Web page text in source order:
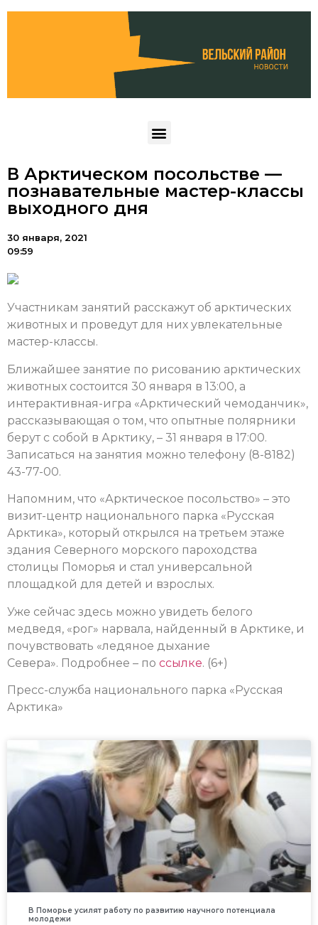
В Арктическом посольстве —
познавательные мастер-классы
выходного дня
30 января, 2021
09:59
Участникам занятий расскажут об арктических
животных и проведут для них увлекательные
мастер-классы.
Ближайшее занятие по рисованию арктических
животных состоится 30 января в 13:00, а
интерактивная-игра «Арктический чемоданчик»,
рассказывающая о том, что опытные полярники
берут с собой в Арктику, – 31 января в 17:00.
Записаться на занятия можно телефону (8-8182)
43-77-00.
Напомним, что «Арктическое посольство» – это
визит-центр национального парка «Русская
Арктика», который открылся на третьем этаже
здания Северного морского пароходства
столицы Поморья и стал универсальной
площадкой для детей и взрослых.
Уже сейчас здесь можно увидеть белого
медведя, «рог» нарвала, найденный в Арктике, и
почувствовать «ледяное дыхание
Севера». Подробнее – по ссылке. (6+)
Пресс-служба национального парка «Русская
Арктика»
В Поморье усилят работу по развитию научного потенциала
молодежи